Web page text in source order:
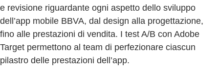
e revisione riguardante ogni aspetto dello sviluppo
dell’app mobile BBVA, dal design alla progettazione,
fino alle prestazioni di vendita. I test A/B con Adobe
Target permettono al team di perfezionare ciascun
pilastro delle prestazioni dell’app.